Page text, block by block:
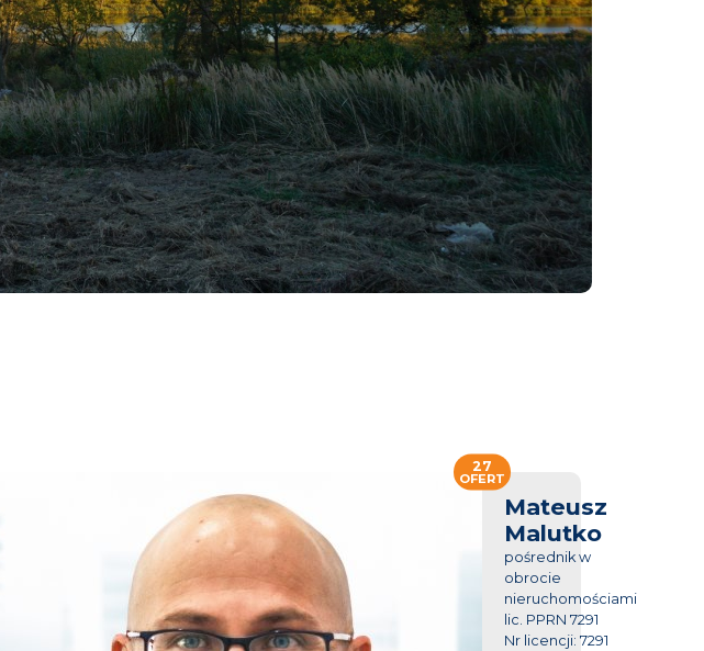
Mateusz
Malutko
pośrednik w
obrocie
nieruchomościami
lic. PPRN 7291
Nr licencji: 7291
27
OFERT